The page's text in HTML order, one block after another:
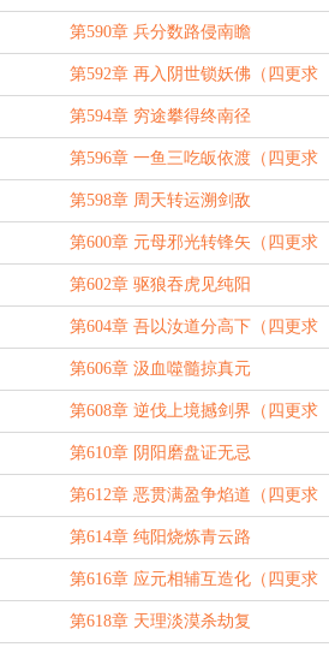
订！）
第590章 兵分数路侵南瞻
第592章 再入阴世锁妖佛（四更求
订！）
第594章 穷途攀得终南径
第596章 一鱼三吃皈依渡（四更求
订！）
第598章 周天转运溯剑敌
第600章 元母邪光转锋矢（四更求
订！）
第602章 驱狼吞虎见纯阳
第604章 吾以汝道分高下（四更求
订！）
第606章 汲血噬髓掠真元
第608章 逆伐上境撼剑界（四更求
订！）
第610章 阴阳磨盘证无忌
第612章 恶贯满盈争焰道（四更求
订！）
第614章 纯阳烧炼青云路
第616章 应元相辅互造化（四更求
订！）
第618章 天理淡漠杀劫复